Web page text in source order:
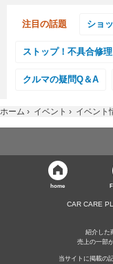
注目の話題 ショ
ストップ！不具合修
クルマの疑問Q＆A
ホーム › イベント › イベント
home
CAR CARE
紹介した
売上の一部
当サイトに掲載の